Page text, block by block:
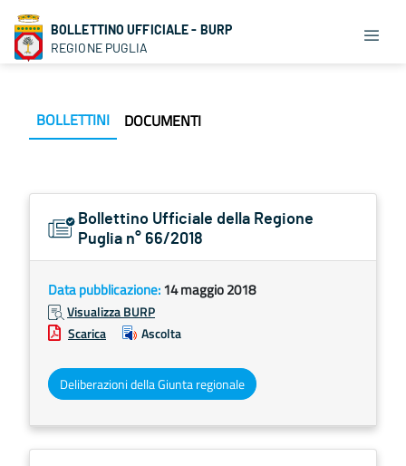
BOLLETTINO UFFICIALE - BURP
REGIONE PUGLIA
BOLLETTINI DOCUMENTI
Bollettino Ufficiale della Regione
Puglia n° 66/2018
Data pubblicazione:14 maggio 2018
Visualizza BURP
Scarica
Ascolta
Deliberazioni della Giunta regionale